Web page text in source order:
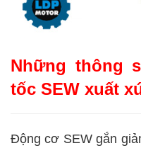
Những thông
tốc SEW xuất
Động cơ SEW gắn